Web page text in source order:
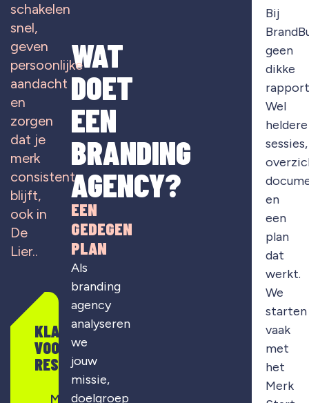
schakelen
snel,
geven
persoonlijke
aandacht
en
zorgen
dat je
merk
consistent
blijft,
ook in
De
Lier..
KLAAR
VOOR
RESULTAAT?
Merkontwikkeling
WAT
DOET
EEN
BRANDING
AGENCY?
EEN
GEDEGEN
PLAN
Als
branding
agency
analyseren
we
jouw
missie,
doelgroep
Bij
geen
dikke
Wel
heldere
sessies,
en
een
plan
dat
werkt.
We
starten
vaak
met
het
Merk